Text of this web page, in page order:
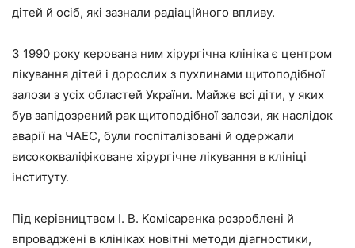
дітей й осіб, які зазнали радіаційного впливу.
З 1990 року керована ним хірургічна клініка є центром
лікування дітей і дорослих з пухлинами щитоподібної
залози з усіх областей України. Майже всі діти, у яких
був запідозрений рак щитоподібної залози, як наслідок
аварії на ЧАЕС, були госпіталізовані й одержали
висококваліфіковане хірургічне лікування в клініці
інституту.
Під керівництвом І. В. Комісаренка розроблені й
впроваджені в клініках новітні методи діагностики,